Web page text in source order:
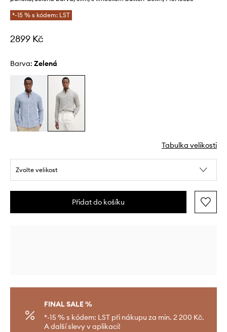
*-15 % s kódem: LST
2899 Kč
Barva: zelená
Tabulka velikosti
Zvolte velikost
Přidat do košíku
FINAL SALE %
*-15 % s kódem: LST při nákupu za min. 2 200 Kč.
A další slevy v aplikaci!